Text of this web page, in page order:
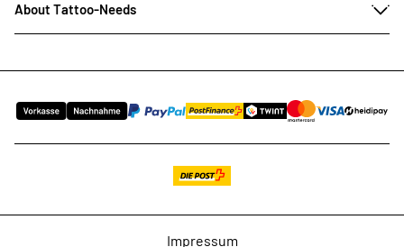
About Tattoo-Needs
Impressum